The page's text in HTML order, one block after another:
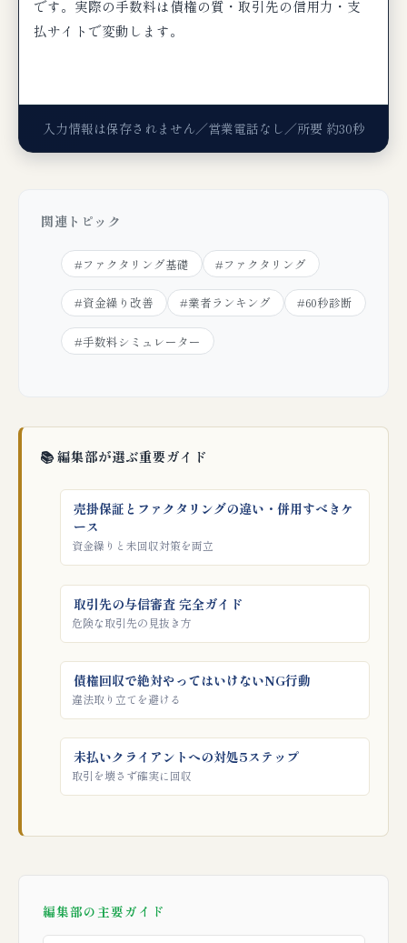
です。実際の手数料は債権の質・取引先の信用力・支
払サイトで変動します。
入力情報は保存されません／営業電話なし／所要 約30秒
関連トピック
#ファクタリング基礎 #ファクタリング
#資金繰り改善 #業者ランキング #60秒診断
#手数料シミュレーター
📚 編集部が選ぶ重要ガイド
売掛保証とファクタリングの違い・併用すべきケ
ース
資金繰りと未回収対策を両立
取引先の与信審査 完全ガイド
危険な取引先の見抜き方
債権回収で絶対やってはいけないNG行動
違法取り立てを避ける
未払いクライアントへの対処5ステップ
取引を壊さず確実に回収
編集部の主要ガイド